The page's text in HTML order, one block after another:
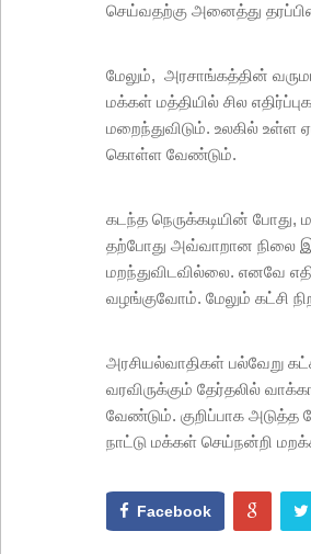
செய்வதற்கு அனைத்து
மேலும், அரசாங்கத்தின்
மக்கள் மத்தியில் சில
மறைந்துவிடும். உலகில்
கொள்ள வேண்டும்.
கடந்த நெருக்கடியின்
தற்போது அவ்வாறான நிலை
மறந்துவிடவில்லை. எனவே
வழங்குவோம். மேலும் கட்சி
அரசியல்வாதிகள் பல்வேறு
வரவிருக்கும் தேர்தலில்
வேண்டும். குறிப்பாக அடுத்த
நாட்டு மக்கள் செய்நன்றி
Facebook